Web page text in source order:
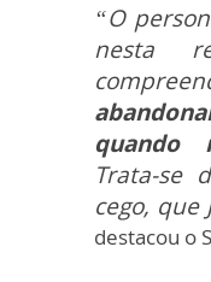
“O
nesta
quando
Trata-se
cego, que
destacou o